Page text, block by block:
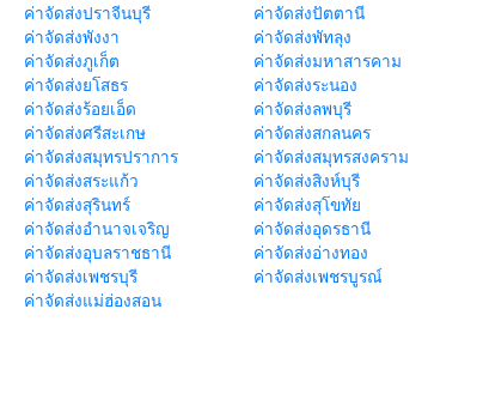
ค่าจัดส่งปราจีนบุรี
ค่าจัดส่งปัตตานี
ค่าจัดส่งพังงา
ค่าจัดส่งพัทลุง
ค่าจัดส่งภูเก็ต
ค่าจัดส่งมหาสารคาม
ค่าจัดส่งยโสธร
ค่าจัดส่งระนอง
ค่าจัดส่งร้อยเอ็ด
ค่าจัดส่งลพบุรี
ค่าจัดส่งศรีสะเกษ
ค่าจัดส่งสกลนคร
ค่าจัดส่งสมุทรปราการ
ค่าจัดส่งสมุทรสงคราม
ค่าจัดส่งสระแก้ว
ค่าจัดส่งสิงห์บุรี
ค่าจัดส่งสุรินทร์
ค่าจัดส่งสุโขทัย
ค่าจัดส่งอำนาจเจริญ
ค่าจัดส่งอุดรธานี
ค่าจัดส่งอุบลราชธานี
ค่าจัดส่งอ่างทอง
ค่าจัดส่งเพชรบุรี
ค่าจัดส่งเพชรบูรณ์
ค่าจัดส่งแม่ฮ่องสอน